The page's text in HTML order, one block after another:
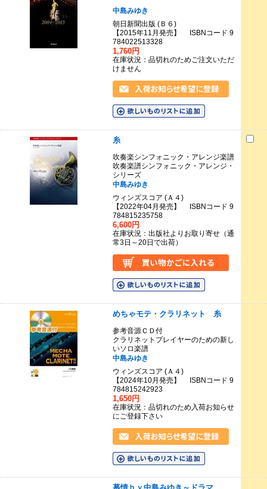
中島みゆき
朝日新聞出版 (Ｂ６)
【2015年11月発売】 ISBNコード 9
784022513328
1,760円
在庫状況：品切れのためご注文いただ
けません
糸
吹奏楽シンフォニック・アレンジ楽譜
吹奏楽譜シンフォニック・アレンジ・
シリーズ
中島みゆき
ウィンズスコア (Ａ４)
【2022年04月発売】 ISBNコード 9
784815235758
6,600円
在庫状況：出版社よりお取り寄せ（通
常3日～20日で出荷）
めちゃモテ・クラリネット 糸
参考音源ＣＤ付
クラリネットプレイヤーのための新し
いソロ楽譜
中島みゆき
ウィンズスコア (Ａ４)
【2024年10月発売】 ISBNコード 9
784815242923
1,650円
在庫状況：品切れのため入荷お知らせ
にご登録下さい